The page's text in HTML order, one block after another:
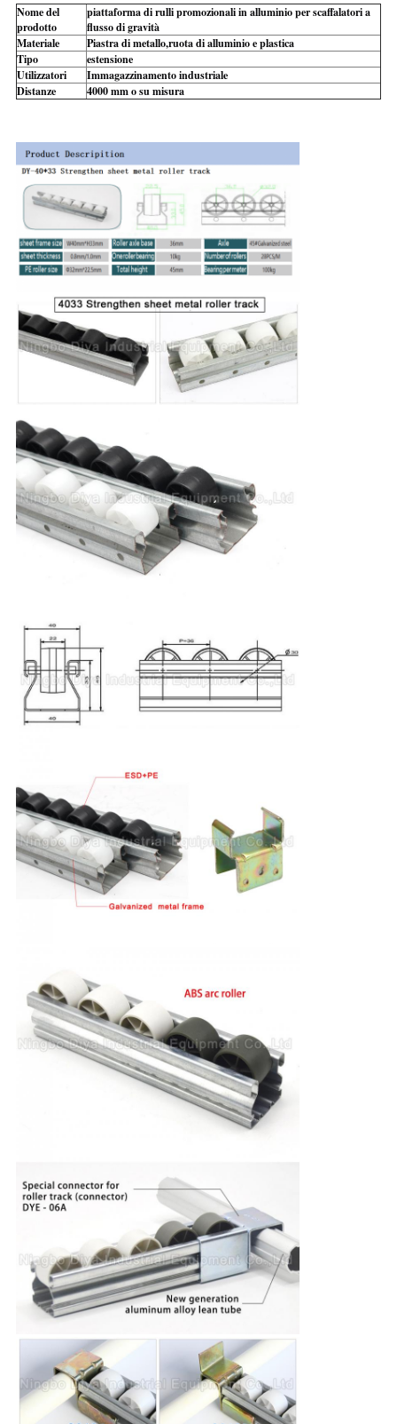
Nome del
prodotto
piattaforma di rulli promozionali in alluminio per scaffalatori a
flusso di gravità
Materiale
Piastra di metallo,ruota di alluminio e plastica
Tipo
estensione
Utilizzatori
Immagazzinamento industriale
Distanze
4000 mm o su misura